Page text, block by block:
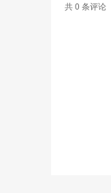
共0 条评论